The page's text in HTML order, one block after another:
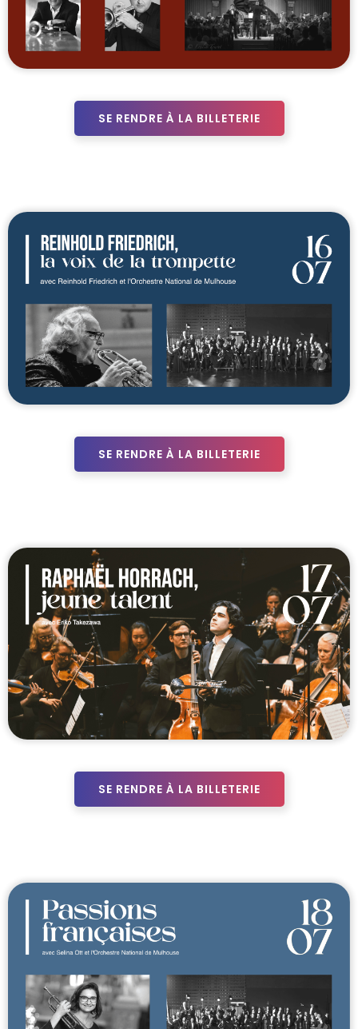
SE RENDRE À LA BILLETERIE
SE RENDRE À LA BILLETERIE
SE RENDRE À LA BILLETERIE